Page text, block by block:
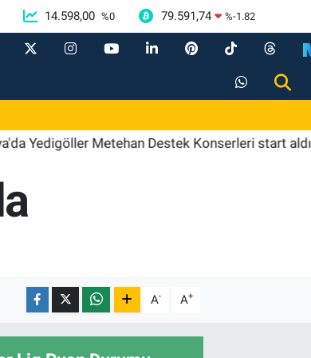
14.598,00 %0 79.591,74 %-1.82
Metehan Destek Konserleri start aldı
A- A+